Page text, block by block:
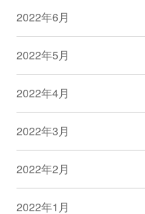
2022年6月
2022年5月
2022年4月
2022年3月
2022年2月
2022年1月